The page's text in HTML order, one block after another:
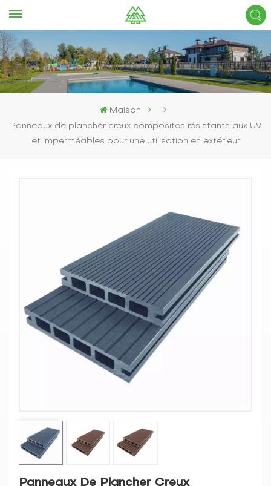
Maison
Panneaux de plancher creux composites résistants aux UV
et imperméables pour une utilisation en extérieur
Panneaux De Plancher Creux